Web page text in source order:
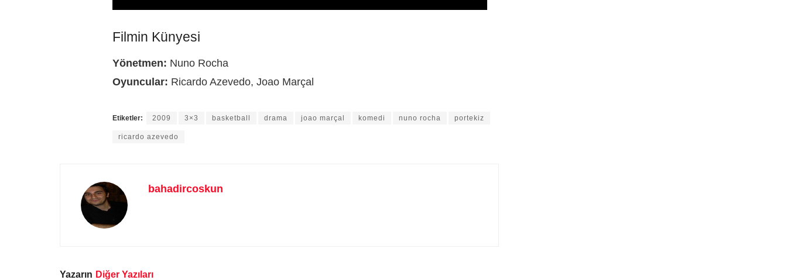
Filmin Künyesi
Yönetmen: Nuno Rocha
Oyuncular: Ricardo Azevedo, Joao Marçal
Etiketler: 2009 3×3 basketball drama joao marçal komedi nuno rocha portekiz
ricardo azevedo
bahadircoskun
Yazarın Diğer Yazıları